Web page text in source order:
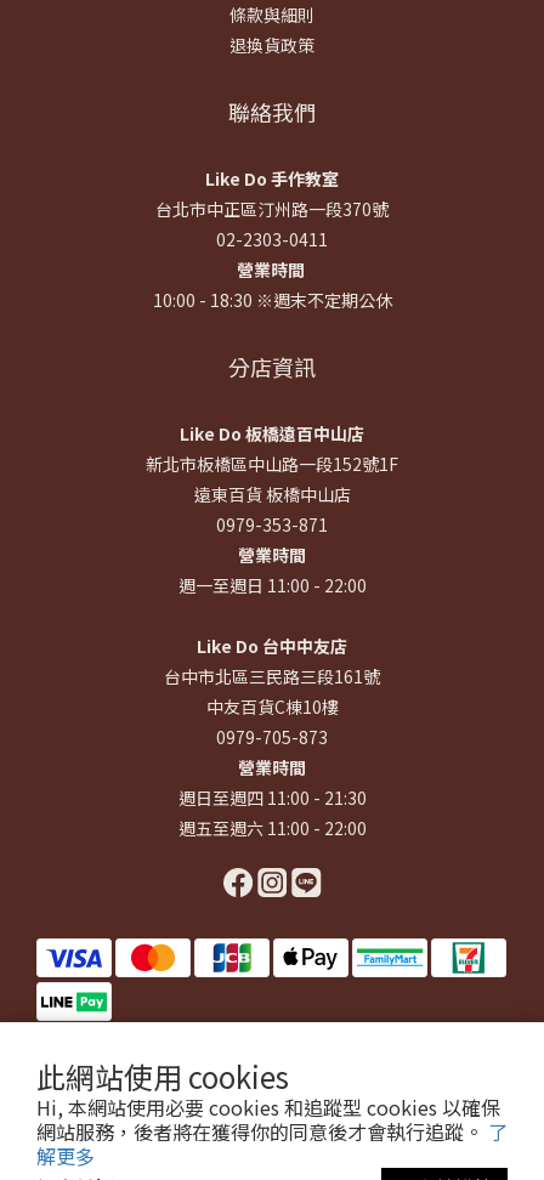
此網站使用 cookies
Hi, 本網站使用必要 cookies 和追蹤型 cookies 以確保
網站服務，後者將在獲得你的同意後才會執行追蹤。 了
解更多
條款與細則
退換貨政策
聯絡我們
Like Do 手作教室
台北市中正區汀州路一段370號
02-2303-0411
營業時間
10:00 - 18:30 ※週末不定期公休
分店資訊
Like Do 板橋遠百中山店
新北市板橋區中山路一段152號1F
遠東百貨 板橋中山店
0979-353-871
營業時間
週一至週日 11:00 - 22:00
Like Do 台中中友店
台中市北區三民路三段161號
中友百貨C棟10樓
0979-705-873
營業時間
週日至週四 11:00 - 21:30
週五至週六 11:00 - 22:00
$TWD 繁體中文